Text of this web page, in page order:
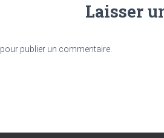
Laisser
pour publier un commentaire.